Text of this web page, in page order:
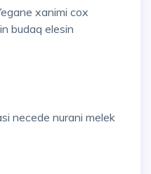
xanimi cox
budaq elesin
necede nurani melek